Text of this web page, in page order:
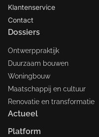
Klantenservice
Contact
Dossiers
Ontwerppraktijk
Duurzaam bouwen
Woningbouw
Maatschappij en cultuur
Renovatie en transformatie
Actueel
Platform